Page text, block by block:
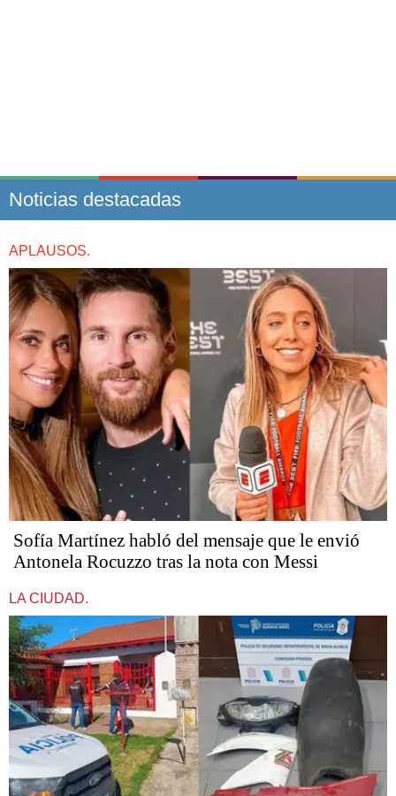
Noticias destacadas
APLAUSOS.
Sofía Martínez habló del mensaje que le envió
Antonela Rocuzzo tras la nota con Messi
LA CIUDAD.